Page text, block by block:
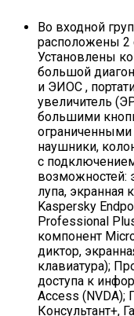
Во входной
расположены 2
Установлены
большой
и ЭИОС ,
увеличитель
большими
наушники,
с
возможностей:
лупа, экранная
Kaspersky
Professional
компонент
диктор,
клавиатура);
доступа к
Access
Консультант+,